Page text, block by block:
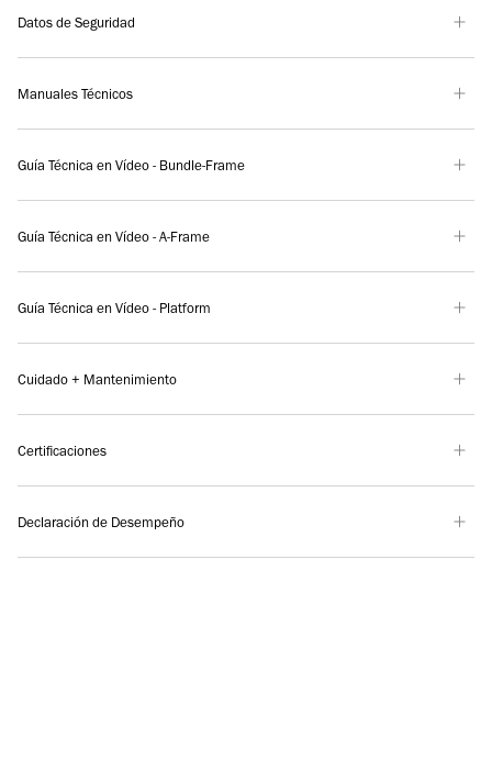
Datos de Seguridad
Manuales Técnicos
Guía Técnica en Vídeo - Bundle-Frame
Guía Técnica en Vídeo - A-Frame
Guía Técnica en Vídeo - Platform
Cuidado + Mantenimiento
Certificaciones
Declaración de Desempeño